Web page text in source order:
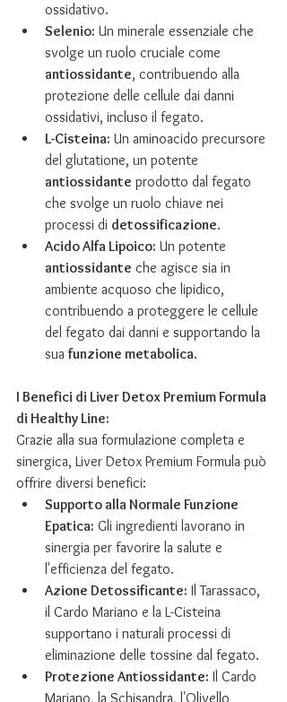
ossidativo.
Selenio: Un minerale essenziale che
svolge un ruolo cruciale come
antiossidante, contribuendo alla
protezione delle cellule dai danni
ossidativi, incluso il fegato.
L-Cisteina: Un aminoacido precursore
del glutatione, un potente
antiossidante prodotto dal fegato
che svolge un ruolo chiave nei
processi di detossificazione.
Acido Alfa Lipoico: Un potente
antiossidante che agisce sia in
ambiente acquoso che lipidico,
contribuendo a proteggere le cellule
del fegato dai danni e supportando la
sua funzione metabolica.
I Benefici di Liver Detox Premium Formula
di Healthy Line:
Grazie alla sua formulazione completa e
sinergica, Liver Detox Premium Formula può
offrire diversi benefici:
Supporto alla Normale Funzione
Epatica: Gli ingredienti lavorano in
sinergia per favorire la salute e
l'efficienza del fegato.
Azione Detossificante: Il Tarassaco,
il Cardo Mariano e la L-Cisteina
supportano i naturali processi di
eliminazione delle tossine dal fegato.
Protezione Antiossidante: Il Cardo
Mariano, la Schisandra, l'Olivello